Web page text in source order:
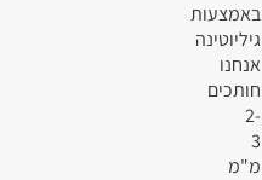
באמצעות
גיליוטינה
אנחנו
חותכים
2-
3
מ"מ